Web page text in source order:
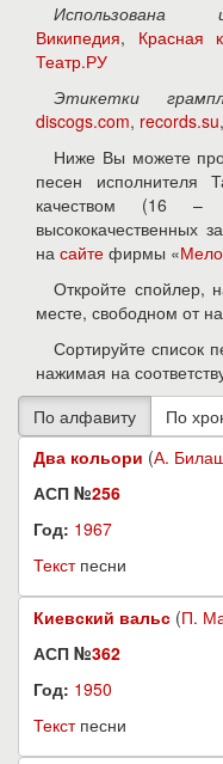
Википедия, Красная
Театр.РУ
Этикетки
discogs.com, records.su,
Ниже Вы можете
песен исполнителя
качеством (16 –
высококачественных
на сайте фирмы «
Откройте спойлер,
месте, свободном от
Сортируйте список
нажимая на
Два кольори (А.
АСП №256
Год: 1967
Текстпесни
Киевский вальс (П.
АСП №362
Год: 1950
Текстпесни